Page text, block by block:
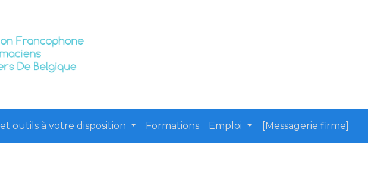
outils à votre disposition Formations Emploi [Messagerie firme]